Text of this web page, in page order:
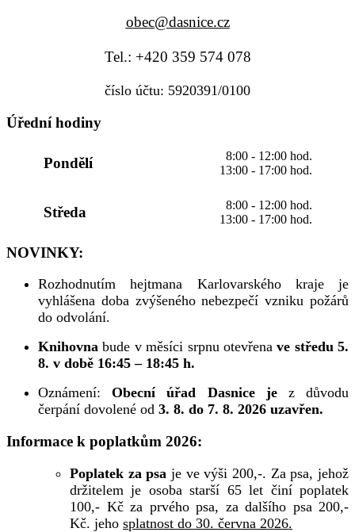
obec@dasnice.cz
Tel.: +420 359 574 078
číslo účtu: 5920391/0100
Úřední hodiny
Pondělí
8:00 - 12:00 hod.
13:00 - 17:00 hod.
Středa
8:00 - 12:00 hod.
13:00 - 17:00 hod.
NOVINKY:
Rozhodnutím hejtmana Karlovarského kraje je
vyhlášena doba zvýšeného nebezpečí vzniku požárů
do odvolání.
Knihovna bude v měsíci srpnu otevřenave středu 5.
8. v době 16:45 – 18:45 h.
Oznámení:Obecní úřad Dasnice jez důvodu
čerpání dovolené od 3. 8. do 7. 8. 2026 uzavřen.
Informace k poplatkům 2026:
Poplatek za psa je ve výši 200,-. Za psa, jehož
držitelem je osoba starší 65 let činí poplatek
100,- Kč za prvého psa, za dalšího psa 200,-
Kč. jeho splatnost do 30. června 2026.